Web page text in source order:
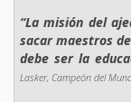
“La misión del
sacar maestros
debe ser la
Lasker, Campeón del